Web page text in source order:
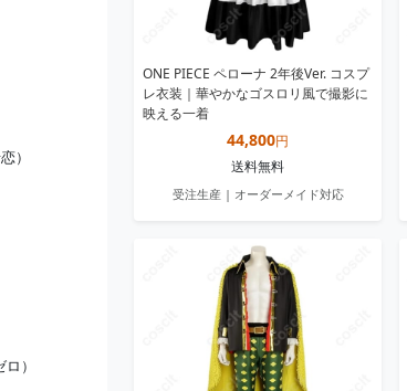
）
）
ONE PIECE ペローナ 2年後Ver. コスプ
レ衣装｜華やかなゴスロリ風で撮影に
映える一着
44,800円
送料無料
受注生産 | オーダーメイド対応